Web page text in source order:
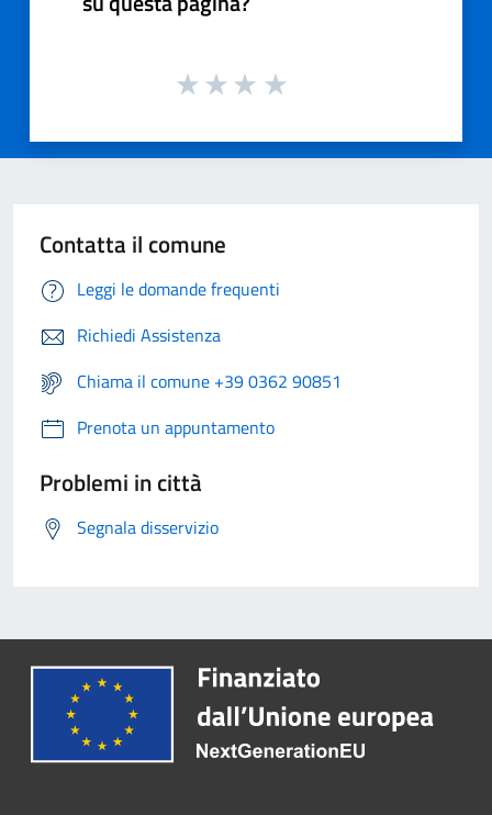
Contatta il comune
Leggi le domande frequenti
Richiedi Assistenza
Chiama il comune +39 0362 90851
Prenota un appuntamento
Problemi in città
Segnala disservizio